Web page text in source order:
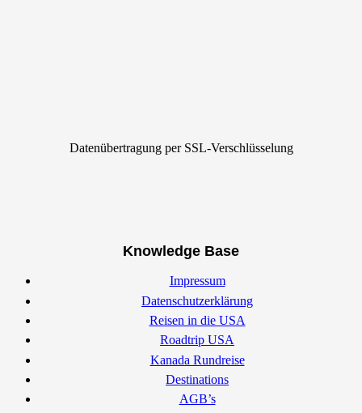
Datenübertragung per SSL-Verschlüsselung
Knowledge Base
Impressum
Datenschutzerklärung
Reisen in die USA
Roadtrip USA
Kanada Rundreise
Destinations
AGB’s